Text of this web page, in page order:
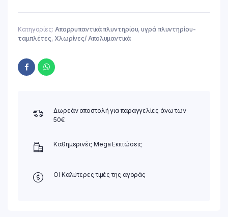
Κατηγορίες: Απορρυπαντικά πλυντηρίου,υγρά πλυντηρίου-
ταμπλέτες, Χλωρίνες/ Απολυμαντικά
Δωρεάν αποστολή για παραγγελίες άνω των
50€
Καθημερινές Mega Εκπτώσεις
ΟΙ Καλύτερες τιμές της αγοράς